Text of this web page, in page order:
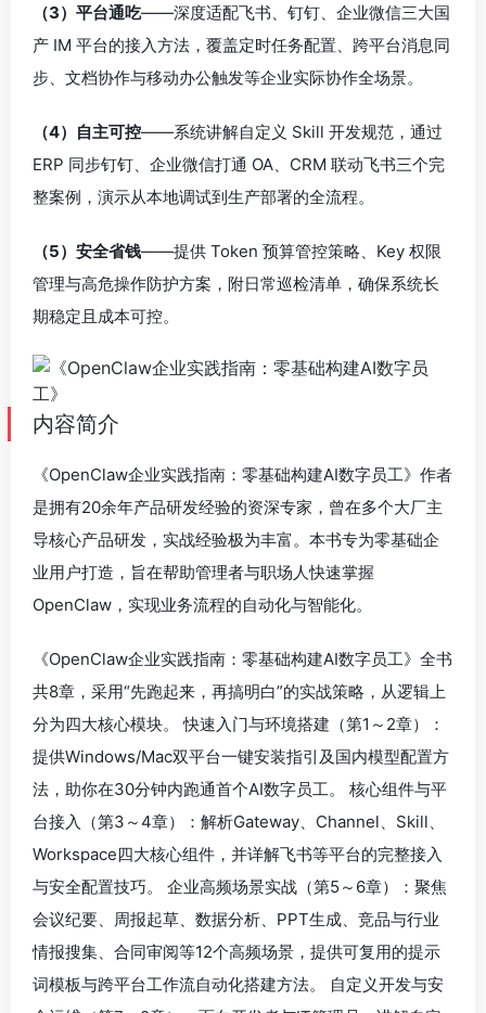
（3）平台通吃——深度适配飞书、钉钉、企业微信三大国
产 IM 平台的接入方法，覆盖定时任务配置、跨平台消息同
步、文档协作与移动办公触发等企业实际协作全场景。
（4）自主可控——系统讲解自定义 Skill 开发规范，通过
ERP 同步钉钉、企业微信打通 OA、CRM 联动飞书三个完
整案例，演示从本地调试到生产部署的全流程。
（5）安全省钱——提供 Token 预算管控策略、Key 权限
管理与高危操作防护方案，附日常巡检清单，确保系统长
期稳定且成本可控。
内容简介
《OpenClaw企业实践指南：零基础构建AI数字员工》作者
是拥有20余年产品研发经验的资深专家，曾在多个大厂主
导核心产品研发，实战经验极为丰富。本书专为零基础企
业用户打造，旨在帮助管理者与职场人快速掌握
OpenClaw，实现业务流程的自动化与智能化。
《OpenClaw企业实践指南：零基础构建AI数字员工》全书
共8章，采用“先跑起来，再搞明白”的实战策略，从逻辑上
分为四大核心模块。 快速入门与环境搭建（第1～2章）：
提供Windows/Mac双平台一键安装指引及国内模型配置方
法，助你在30分钟内跑通首个AI数字员工。 核心组件与平
台接入（第3～4章）：解析Gateway、Channel、Skill、
Workspace四大核心组件，并详解飞书等平台的完整接入
与安全配置技巧。 企业高频场景实战（第5～6章）：聚焦
会议纪要、周报起草、数据分析、PPT生成、竞品与行业
情报搜集、合同审阅等12个高频场景，提供可复用的提示
词模板与跨平台工作流自动化搭建方法。 自定义开发与安